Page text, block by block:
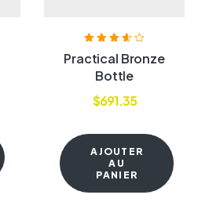
sur 5
Practical Bronze
Bottle
$691.35
AJOUTER
AU
PANIER